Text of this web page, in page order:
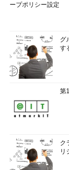
ープポリシー設定
グ
す
第
ク
リ